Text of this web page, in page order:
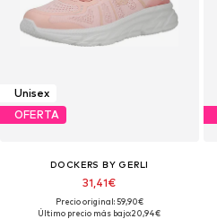
Unisex
OFERTA
DOCKERS BY GERLI
31,41€
Precio original: 59,90€
Último precio más bajo:20,94€